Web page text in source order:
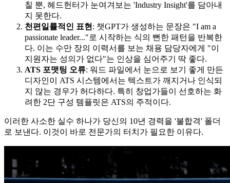
칠 뿐, 헤드헌터가 눈여겨보는 'Industry Insight'를 담아내
지 못한다.
천편일률적인 표현 : 챗GPT가 생성하는 문장은 "I am a
passionate leader..."로 시작하는 식의 뻔한 패턴을 반복한
다. 이는 수만 장의 이력서를 보는 채용 담당자에게 "이
지원자는 성의가 없다"는 인상을 심어주기 딱 좋다.
ATS 포맷팅 오류: 워드 파일에서 눈으로 보기 좋게 만든
디자인이 ATS 시스템에서는 텍스트가 깨지거나 인식되
지 않는 경우가 허다하다. 특히 창업가들이 선호하는 화
려한 2단 구성 템플릿은 ATS의 주적이다.
이러한 사소한 실수 하나가 당신의 10년 경력을 '불합격' 폴더
로 보낸다. 이것이 바로 전문가의 터치가 필요한 이유다.